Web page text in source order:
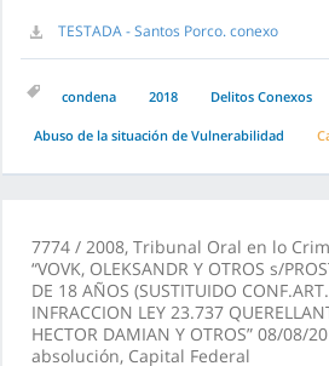
TESTADA - Santos Porco. conexo
condena 2018 Delitos Conexos
Abuso de la situación de Vulnerabilidad
7774 / 2008, Tribunal Oral en lo
“VOVK, OLEKSANDR Y OTROS s/
DE 18 AÑOS (SUSTITUIDO
INFRACCION LEY 23.737
HECTOR DAMIAN Y OTROS” 08/08/
absolución, Capital Federal